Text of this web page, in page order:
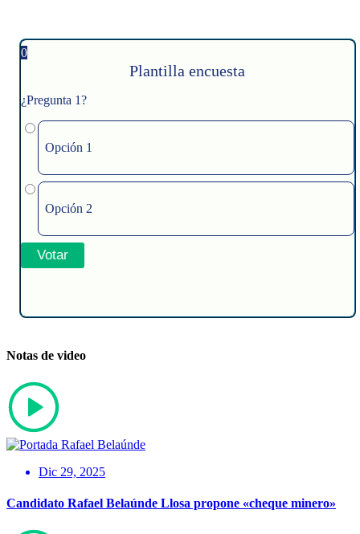
0
Plantilla encuesta
¿Pregunta 1?
Opción 1
Opción 2
Notas de video
Dic 29, 2025
Candidato Rafael Belaúnde Llosa propone «cheque minero»